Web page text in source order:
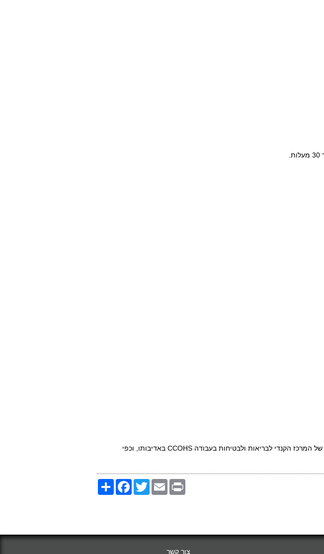
של המרכז הקנדי לבריאות ולבטיחות בעבודה CCOHS באדיבותו, וכפי
ShareFacebookTwitter Email Print
צור קשר